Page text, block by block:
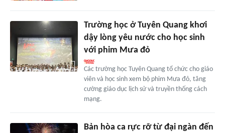
Trường học ở Tuyên Quang khơi
dậy lòng yêu nước cho học sinh
với phim Mưa đỏ
Các trường học Tuyên Quang tổ chức cho giáo
viên và học sinh xem bộ phim Mưa đỏ, tăng
cường giáo dục lịch sử và truyền thống cách
mạng.
Bản hòa ca rực rỡ từ đại ngàn đến